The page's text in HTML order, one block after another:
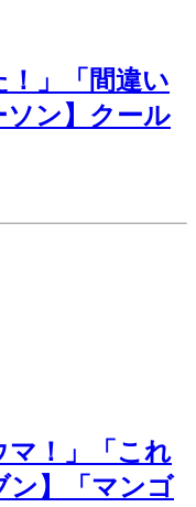
！」「間違い
ソン】クール
マ！」「これ
ン】「マンゴ